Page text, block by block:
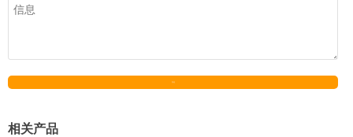
相关产品